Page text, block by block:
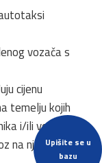
Upišite se u
bazu
vozača s
cijenu
temelju kojih
i/ili vozila
na njihovom